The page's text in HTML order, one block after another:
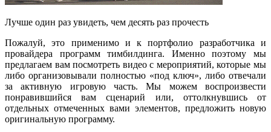
Лучше один раз увидеть, чем десять раз прочесть
Пожалуй, это применимо и к портфолио разработчика и
провайдера программ тимбилдинга. Именно поэтому мы
предлагаем вам посмотреть видео с мероприятий, которые мы
либо организовывали полностью «под ключ», либо отвечали
за активную игровую часть. Мы можем воспроизвести
понравившийся вам сценарий или, оттолкнувшись от
отдельных отмеченных вами элементов, предложить новую
оригинальную программу.